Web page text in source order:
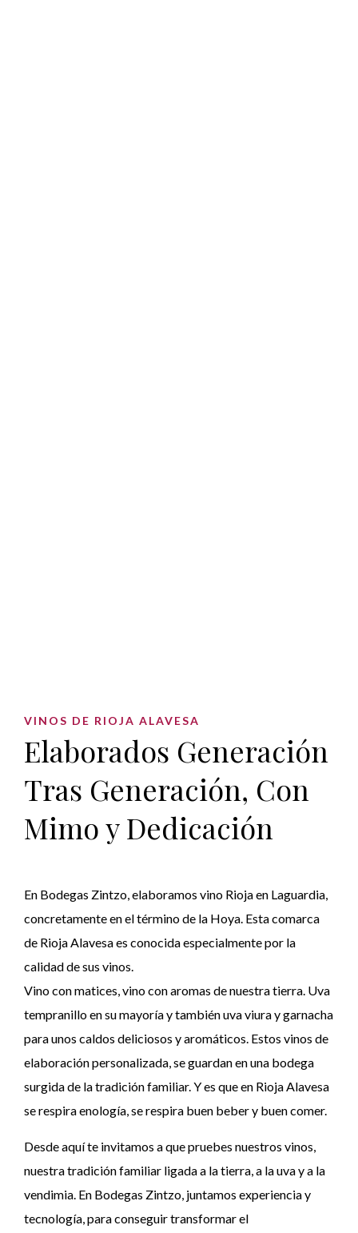
VINOS DE RIOJA ALAVESA
Elaborados Generación
Tras Generación, Con
Mimo y Dedicación
En Bodegas Zintzo, elaboramos vino Rioja en Laguardia,
concretamente en el término de la Hoya. Esta comarca
de Rioja Alavesa es conocida especialmente por la
calidad de sus vinos.
Vino con matices, vino con aromas de nuestra tierra. Uva
tempranillo en su mayoría y también uva viura y garnacha
para unos caldos deliciosos y aromáticos. Estos vinos de
elaboración personalizada, se guardan en una bodega
surgida de la tradición familiar. Y es que en Rioja Alavesa
se respira enología, se respira buen beber y buen comer.
Desde aquí te invitamos a que pruebes nuestros vinos,
nuestra tradición familiar ligada a la tierra, a la uva y a la
vendimia. En Bodegas Zintzo, juntamos experiencia y
tecnología, para conseguir transformar el